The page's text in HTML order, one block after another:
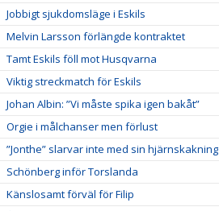
Jobbigt sjukdomsläge i Eskils
Melvin Larsson förlängde kontraktet
Tamt Eskils föll mot Husqvarna
Viktig streckmatch för Eskils
Johan Albin: ”Vi måste spika igen bakåt”
Orgie i målchanser men förlust
”Jonthe” slarvar inte med sin hjärnskakning
Schönberg inför Torslanda
Känslosamt förväl för Filip